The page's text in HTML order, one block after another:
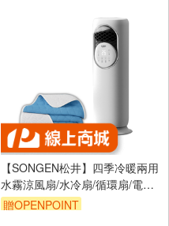
【SONGEN松井】四季冷暖兩用
水霧涼風扇/水冷扇/循環扇/電暖
器(SG-235ACW附石墨烯機能
贈OPENPOINT